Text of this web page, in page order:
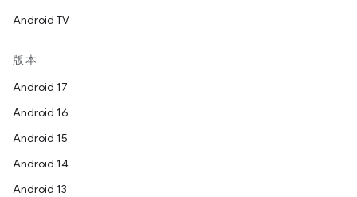
Android TV
版本
Android 17
Android 16
Android 15
Android 14
Android 13